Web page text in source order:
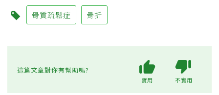
骨質疏鬆症 骨折
這篇文章對你有幫助嗎?
實用 不實用